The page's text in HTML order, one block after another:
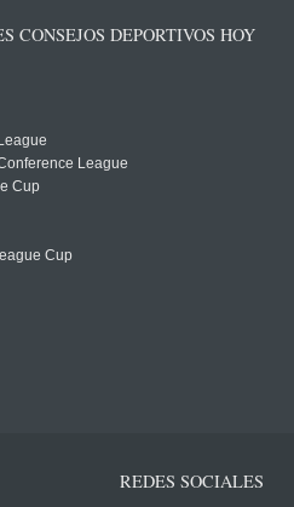
CONSEJOS DEPORTIVOS HOY
League
Cup
Cup
REDES SOCIALES